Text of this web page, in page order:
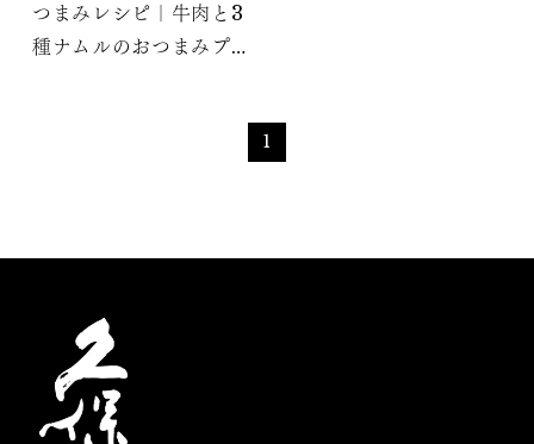
つまみレシピ｜牛肉と3
種ナムルのおつまみプレ
1